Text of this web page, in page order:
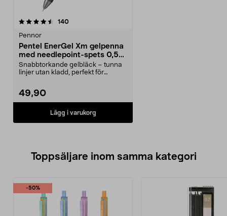
140recensioner
Pennor
Pentel EnerGel Xm gelpenna
med needlepoint-spets 0,5
mm
Snabbtorkande gelbläck – tunna
linjer utan kladd, perfekt för
49,90
Lägg i varukorg
Toppsäljare inom samma kategori
-50%